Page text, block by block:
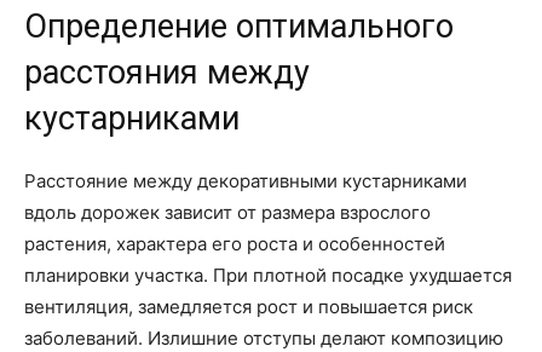
Определение оптимального
расстояния между
кустарниками
Расстояние между декоративными кустарниками
вдоль дорожек зависит от размера взрослого
растения, характера его роста и особенностей
планировки участка. При плотной посадке ухудшается
вентиляция, замедляется рост и повышается риск
заболеваний. Излишние отступы делают композицию